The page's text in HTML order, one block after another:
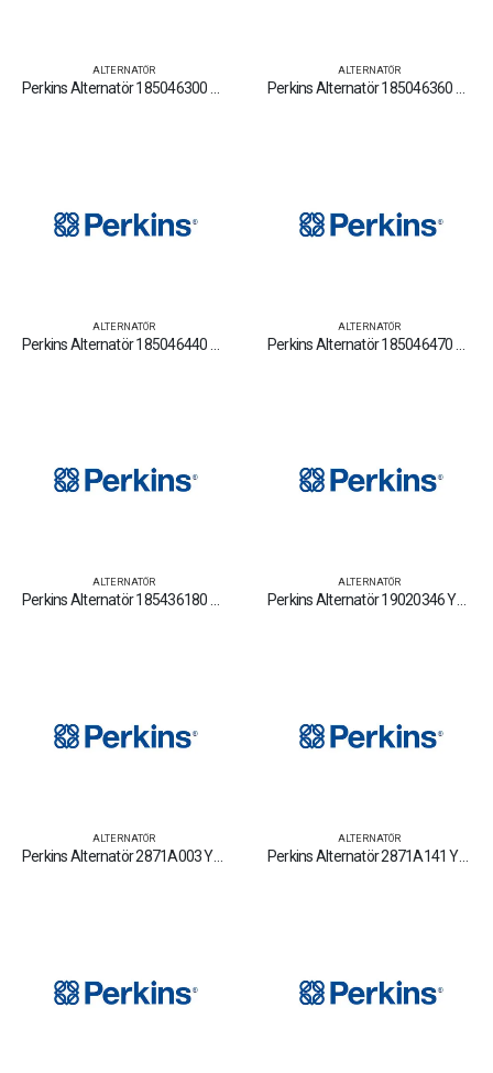
ALTERNATÖR
Perkins Alternatör 185046300 Yedek Parça Fiyat Tamir Bakım Satan Firmalar
ALTERNATÖR
Perkins Alternatör 185046360 Yedek Parça Fiyat Tamir Bakım Satan Firmalar
ALTERNATÖR ALTERNATÖR
ALTERNATÖR
Perkins Alternatör 185436180 Yedek Parça Fiyat Tamir Bakım Satan Firmalar
ALTERNATÖR
Perkins Alternatör 19020346 Yedek Parça Fiyat Tamir Bakım Satan Firmalar
ALTERNATÖR
Perkins Alternatör 2871A003 Yedek Parça Fiyat Tamir Bakım Satan Firmalar
ALTERNATÖR
Perkins Alternatör 2871A141 Yedek Parça Fiyat Tamir Bakım Satan Firmalar